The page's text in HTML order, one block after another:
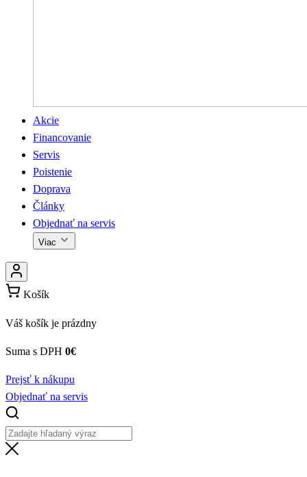
Akcie
Financovanie
Servis
Poistenie
Doprava
Články
Objednať na servis
Viac
Košík
Váš košík je prázdny
Suma s DPH 0€
Prejsť k nákupu
Objednať na servis